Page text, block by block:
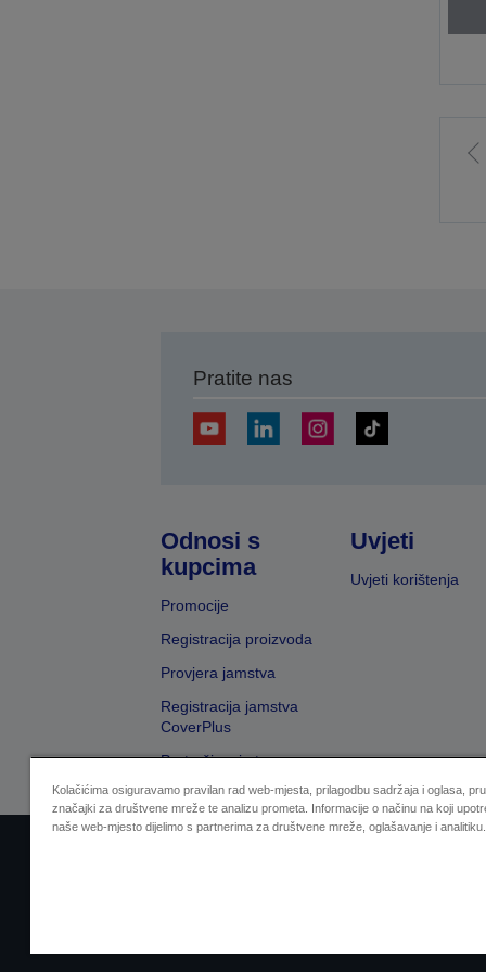
Idi
Pratite nas
Odnosi s
kupcima
Promocije
Registracija proizvoda
Provjera jamstva
Registracija jamstva
CoverPlus
Pretraživanje trgovaca
Uvjeti
Uvjeti korištenja
Kolačićima osiguravamo pravilan rad web-mjesta, prilagodbu sadržaja i oglasa,
značajki za društvene mreže te analizu prometa. Informacije o načinu na koji
naše web-mjesto dijelimo s partnerima za društvene mreže, oglašavanje i analitiku.